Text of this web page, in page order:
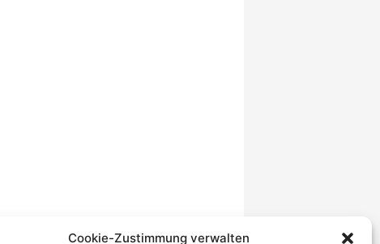
Cookie-Zustimmung verwalten